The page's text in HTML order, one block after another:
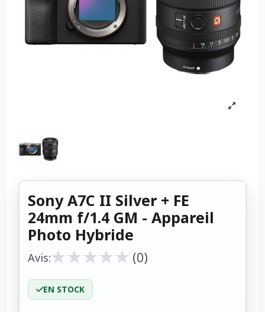
Sony A7C II Silver + FE
24mm f/1.4 GM - Appareil
Photo Hybride
Avis:★
★★
★★
★★
★★
★ (0)
EN STOCK